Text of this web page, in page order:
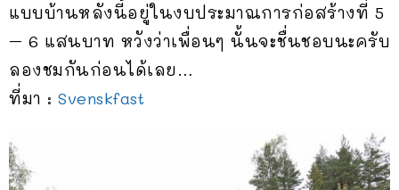
แบบบ้านหลังนี้อยู่ในงบประมาณการก่อสร้างที่ 5
– 6 แสนบาท หวังว่าเพื่อนๆ นั้นจะชื่นชอบนะครับ
ลองชมกันก่อนได้เลย…
ที่มา : Svenskfast